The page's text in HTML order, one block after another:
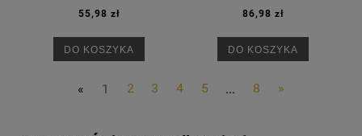
55,98 zł
DO KOSZYKA
86,98 zł
DO KOSZYKA
« 1 2 3 4 5 ... 8 »